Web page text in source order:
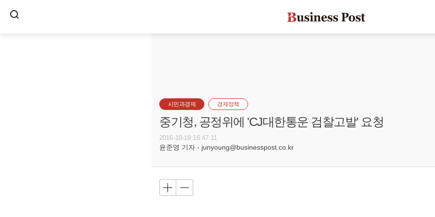
시민과경제 경제정책
중기청, 공정위에 'CJ대한통운 검찰고발' 요청
2016-10-19 16:47:11
윤준영 기자 - junyoung@businesspost.co.kr